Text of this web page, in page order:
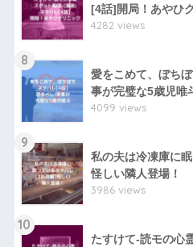
[4話]開局！あやひ
4282 views
8
愛をこめて、ぼち
事が完璧な5歳児唯
4099 views
9
私の夫は冷凍庫に
怪しい隣人登場！
3986 views
10
たすけて-読モの心